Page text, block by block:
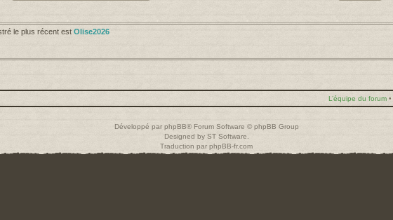
le plus récent est Olise2026
L’équipe du forum •
Développé par phpBB® Forum Software © phpBB Group
Designed by ST Software
Traduction par phpBB-fr.com